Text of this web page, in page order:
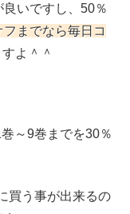
いですし、50％
フまでなら毎日コ
よ＾＾
～9巻までを30％
買う事が出来るの